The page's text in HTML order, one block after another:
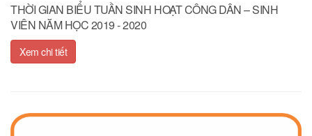
THỜI GIAN BIỂU TUẦN SINH HOẠT CÔNG DÂN – SINH
VIÊN NĂM HỌC 2019 - 2020
Xem chi tiết